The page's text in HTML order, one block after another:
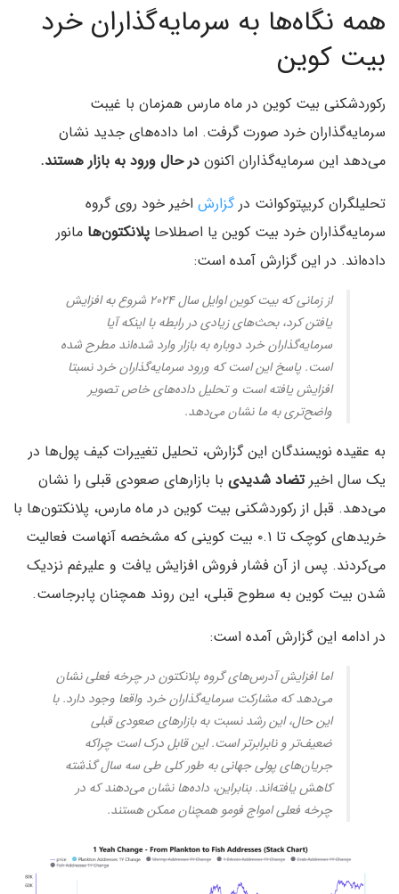
همه نگاه‌ها به سرمایه‌گذاران خرد
بیت کوین
رکوردشکنی بیت کوین در ماه مارس همزمان با غیبت
سرمایه‌گذاران خرد صورت گرفت. اما داده‌های جدید نشان
می‌دهد این سرمایه‌گذاران اکنون در حال ورود به بازار هستند.
تحلیلگران کریپتوکوانت درگزارش اخیر خود روی گروه
سرمایه‌گذاران خرد بیت کوین یا اصطلاحا پلانکتون‌ها مانور
داده‌اند. در این گزارش آمده است:
از زمانی که بیت کوین اوایل سال ۲۰۲۴ شروع به افزایش
یافتن کرد، بحث‌های زیادی در رابطه با اینکه آیا
سرمایه‌گذاران خرد دوباره به بازار وارد شده‌اند مطرح شده
است. پاسخ این است که ورود سرمایه‌گذاران خرد نسبتا
افزایش یافته است و تحلیل داده‌های خاص تصویر
واضح‌تری به ما نشان می‌دهد.
به عقیده نویسندگان این گزارش، تحلیل تغییرات کیف پول‌ها در
یک سال اخیرتضاد شدیدی با بازارهای صعودی قبلی را نشان
می‌دهد. قبل از رکوردشکنی بیت کوین در ماه مارس، پلانکتون‌ها با
خریدهای کوچک تا ۰.۱ بیت کوینی که مشخصه آنهاست فعالیت
می‌کردند. پس از آن فشار فروش افزایش یافت و علیرغم نزدیک
شدن بیت کوین به سطوح قبلی، این روند همچنان پابرجاست.
در ادامه این گزارش آمده است:
اما افزایش آدرس‌های گروه پلانکتون در چرخه فعلی نشان
می‌دهد که مشارکت سرمایه‌گذاران خرد واقعا وجود دارد. با
این حال، این رشد نسبت به بازارهای صعودی قبلی
ضعیف‌تر و نابرابرتر است. این قابل درک است چراکه
جریان‌های پولی جهانی به طور کلی طی سه سال گذشته
کاهش یافته‌اند. بنابراین، داده‌ها نشان می‌دهند که در
چرخه فعلی امواج فومو همچنان ممکن هستند.